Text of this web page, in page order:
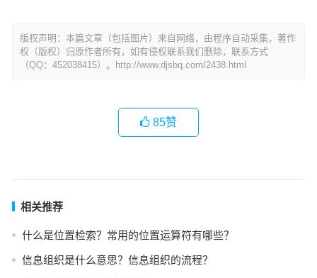
版权声明：本篇文章（包括图片）来自网络，由程序自动采集，著作
权（版权）归原作者所有，如有侵权联系我们删除，联系方式
（QQ：452038415）。http://www.djsbq.com/2438.html
85赞
相关推荐
什么是位置检索？常用的位置运算符有哪些？
信息组织是什么意思？信息组织的流程？